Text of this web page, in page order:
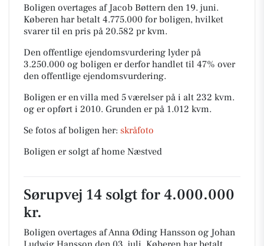
Boligen overtages af Jacob Bøttern den 19. juni.
Køberen har betalt 4.775.000 for boligen, hvilket
svarer til en pris på 20.582 pr kvm.
Den offentlige ejendomsvurdering lyder på
3.250.000 og boligen er derfor handlet til 47% over
den offentlige ejendomsvurdering.
Boligen er en villa med 5 værelser på i alt 232 kvm.
og er opført i 2010. Grunden er på 1.012 kvm.
Se fotos af boligen her: skråfoto
Boligen er solgt af home Næstved
Sørupvej 14 solgt for 4.000.000
kr.
Boligen overtages af Anna Øding Hansson og Johan